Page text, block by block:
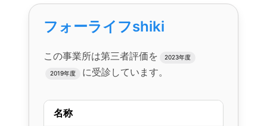
フォーライフshiki
この事業所は第三者評価を 2023年度
2019年度 に受診しています。
名称